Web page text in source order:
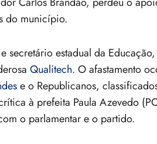
do município.
secretário estadual da Educação,
Qualitech. O afastamento
e o Republicanos,
à prefeita Paula Azevedo
o parlamentar e o partido.